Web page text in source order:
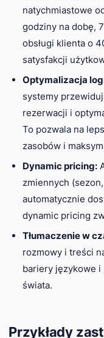
natychmiastowe
godziny na dobę,
obsługi klienta o
satysfakcji
Optymalizacja
systemy
rezerwacji i
To pozwala na
zasobów i
Dynamic pricing:
zmiennych
automatycznie
dynamic pricing
Tłumaczenie w
rozmowy i treści
bariery językowe i
świata.
Przykłady